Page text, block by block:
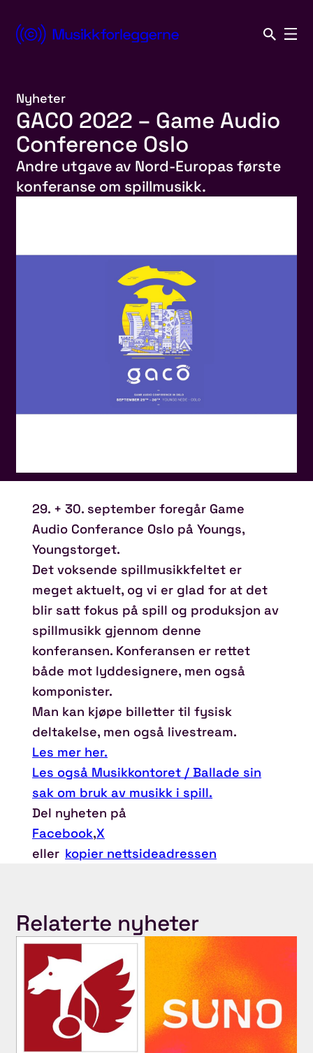
innhold
Norsk
Nyheter
GACO 2022 – Game Audio
Conference Oslo
Andre utgave av Nord-Europas første
konferanse om spillmusikk.
29. + 30. september foregår Game
Audio Conferance Oslo på Youngs,
Youngstorget.
Det voksende spillmusikkfeltet er
meget aktuelt, og vi er glad for at det
blir satt fokus på spill og produksjon av
spillmusikk gjennom denne
konferansen. Konferansen er rettet
både mot lyddesignere, men også
komponister.
Man kan kjøpe billetter til fysisk
deltakelse, men også livestream.
Les mer her.
Les også Musikkontoret / Ballade sin
sak om bruk av musikk i spill.
Del nyheten på
Facebook,X
eller kopier nettsideadressen
Relaterte nyheter